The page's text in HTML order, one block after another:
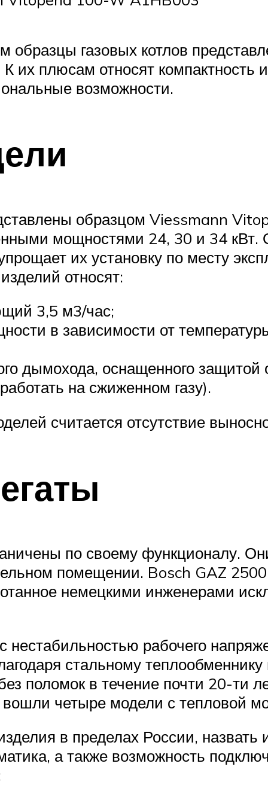
газовых котлов
их плюсам относят компактность
возможности.
образцом Viessmann
мощностями 24, 30 и 34 кВт.
их установку по месту
относят:
3,5 м3/час;
в зависимости от
дымохода, оснащенного защитой
на сжиженном газу).
считается отсутствие
по своему функционалу.
помещении. Bosch GAZ 2500
немецкими инженерами
нестабильностью рабочего
стальному
поломок в течение почти 20-ти
четыре модели с тепловой
в пределах России,
а также возможность